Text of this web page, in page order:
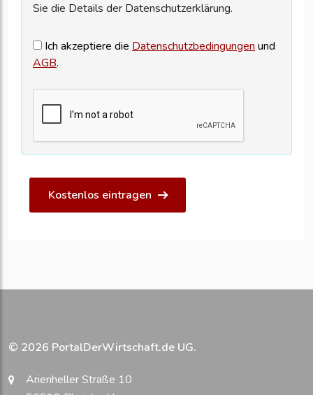
Sie die Details der Datenschutzerklärung.
Ich akzeptiere die Datenschutzbedingungen und
AGB.
Kostenlos eintragen
© 2026 PortalDerWirtschaft.de UG.
Arienheller Straße 10